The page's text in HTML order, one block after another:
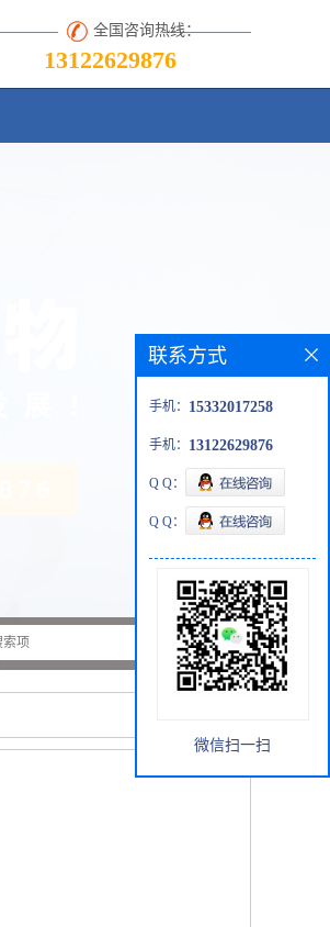
全国咨询热线：
13122629876
联系方式
手机： 15332017258
手机： 13122629876
Q Q：
Q Q：
微信扫一扫